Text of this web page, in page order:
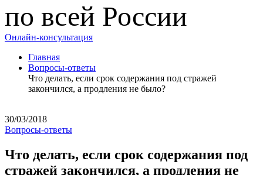
по всей России
Онлайн-консультация
Главная
Вопросы-ответы
Что делать, если срок содержания под стражей
закончился, а продления не было?
30/03/2018
Вопросы-ответы
Что делать, если срок содержания под
стражей закончился, а продления не